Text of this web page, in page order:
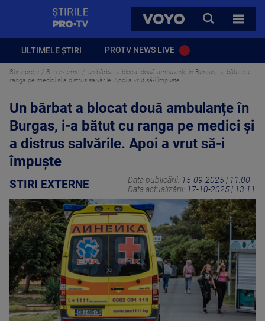
VOYO
CAUTA
TOATE
ULTIMELE ȘTIRI PROTV NEWS LIVE
Stirileprotv Stiri externe
Un bărbat a blocat două ambulanțe în Burgas, i-a bătut cu
ranga pe medici și a distrus salvările. Apoi a vrut să-i împuște
Un bărbat a blocat două ambulanțe în
Burgas, i-a bătut cu ranga pe medici și
a distrus salvările. Apoi a vrut să-i
împuște
STIRI EXTERNE Data publicării: 15-09-2025 | 11:00
Data actualizării: 17-10-2025 | 13:11